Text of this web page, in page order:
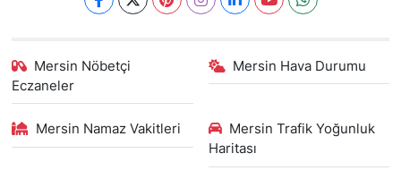
Mersin Nöbetçi
Eczaneler
Mersin Hava Durumu
Mersin Namaz Vakitleri
Mersin Trafik Yoğunluk
Haritası